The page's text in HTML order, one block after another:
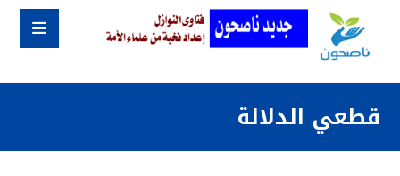
قطعي الدلالة